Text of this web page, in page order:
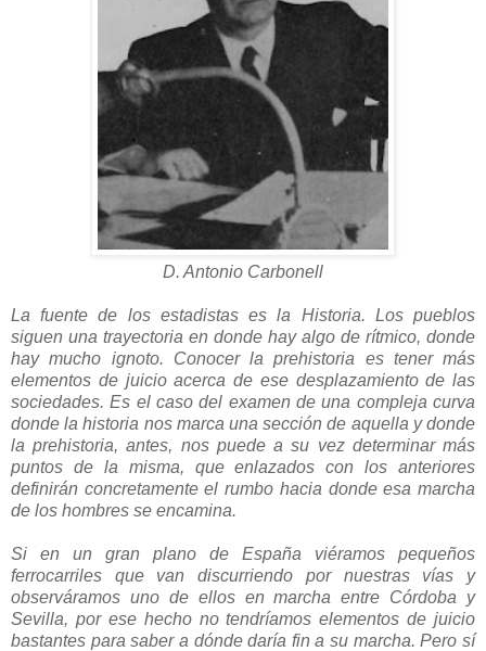
D. Antonio Carbonell
La fuente de los estadistas es la Historia. Los pueblos
siguen una trayectoria en donde hay algo de rítmico, donde
hay mucho ignoto. Conocer la prehistoria es tener más
elementos de juicio acerca de ese desplazamiento de las
sociedades. Es el caso del examen de una compleja curva
donde la historia nos marca una sección de aquella y donde
la prehistoria, antes, nos puede a su vez determinar más
puntos de la misma, que enlazados con los anteriores
definirán concretamente el rumbo hacia donde esa marcha
de los hombres se encamina.
Si en un gran plano de España viéramos pequeños
ferrocarriles que van discurriendo por nuestras vías y
observáramos uno de ellos en marcha entre Córdoba y
Sevilla, por ese hecho no tendríamos elementos de juicio
bastantes para saber a dónde daría fin a su marcha. Pero sí